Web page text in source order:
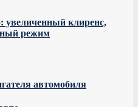
увеличенный клиренс,
режим
автомобиля